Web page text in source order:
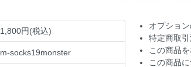
1,800円(税込)
m-socks19monster
オプショ
特定商取引
この商品
この商品